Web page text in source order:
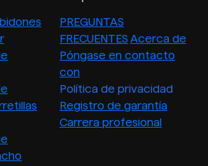
PREGUNTAS
FRECUENTES Acerca de
Póngase en contacto
con
Política de privacidad
Registro de garantía
Carrera profesional